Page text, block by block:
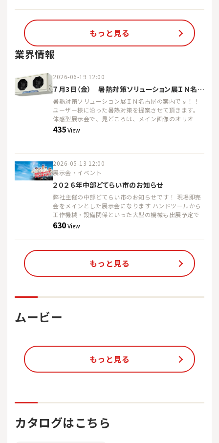
です。 ★ホースは必要長さにカット出来ます。 ★外装
は収納ケースとしても使用可能です。
もっと見る
業界情報
2026-06-19 12:00
７月3日（金） 暑熱対策ソリューション展ＩＮ名古屋 １０：００～１６：００
暑熱対策ソリューション展ＩＮ名古屋の案内です！！
ユーザー様に沿った暑熱対策を提案させて頂きます。
体感型展示会で、見どころは、メイン画像のオリオ
ン：クールストライカーです。 酷暑対策空調機が新登
研究所 名古屋市熱田区六番３－４－４１ 無料駐車場
あります！！
435View
2026-05-13 12:00
展示会・イベント
２０２６年中部どてらい市のお知らせ
弊社主催の中部どてらい市のお知らせです！ 現場即売
会をメインとした展示会になります ハンドツールから
工作機械・設備関係といった大型の機械も出展予定で
す。 見どころとしては、季節商品・熱中症対策商材に
おりますので、是非ともご来場ください！！ 土曜日
は、ふれあい動物園・ピエロなどお子様向けのイベン
トも盛りだくさんになります。
630View
もっと見る
ムービー
もっと見る
カタログはこちら